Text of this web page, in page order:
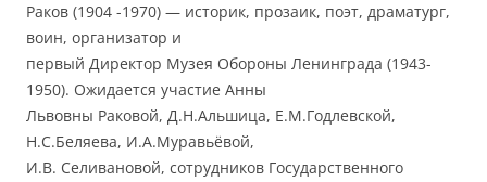
Раков (1904 -1970) — историк, прозаик, поэт, драматург,
воин, организатор и
первый Директор Музея Обороны Ленинграда (1943-
1950). Ожидается участие Анны
Львовны Раковой, Д.Н.Альшица, Е.М.Годлевской,
Н.С.Беляева, И.А.Муравьёвой,
И.В. Селивановой, сотрудников Государственного